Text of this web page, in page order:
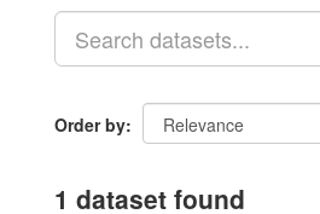
Order by
1 dataset found